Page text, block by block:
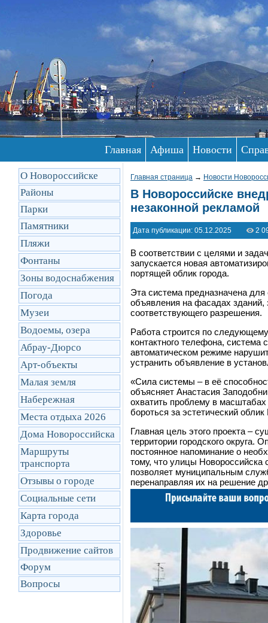
Главная Афиша Новости
О Новороссийске
Районы
Парки
Памятники
Пляжи
Фонтаны
Зоны водоснабжения
Погода
Музеи
Водоемы, озера
Абрау-Дюрсо
Арт-объекты
Малая земля
Набережная
Места отдыха 2026
Дома Новороссийска
Маршруты
транcпорта
Отзывы о городе
Социальные сети
Карта города
Здоровье
Продвижение сайтов
Форум
Вопросы
Главная страница → Новости
В Новороссийске
незаконной рекламой
Дата публикации: 05.12.2025 2
В соответствии с целями и
запускается новая
портящей облик города.
Эта система предназначена
объявления на фасадах зданий,
соответствующего разрешения.
Работа строится по
контактного телефона, система
автоматическом режиме
устранить объявление в
«Сила системы –в её
объясняет Анастасия
охватить проблему в масштабах
бороться за эстетический
Главная цель этого проекта –
территории городского округа.
постоянное напоминание о
тому, что улицы Новороссийска
позволяет муниципальным
перенаправляя их на решение